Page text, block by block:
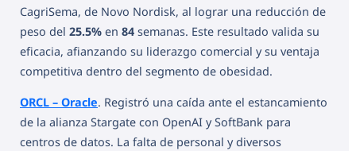
CagriSema, de Novo Nordisk, al lograr una reducción de
peso del 25.5% en 84 semanas. Este resultado valida su
eficacia, afianzando su liderazgo comercial y su ventaja
competitiva dentro del segmento de obesidad.
ORCL – Oracle. Registró una caída ante el estancamiento
de la alianza Stargate con OpenAI y SoftBank para
centros de datos. La falta de personal y diversos